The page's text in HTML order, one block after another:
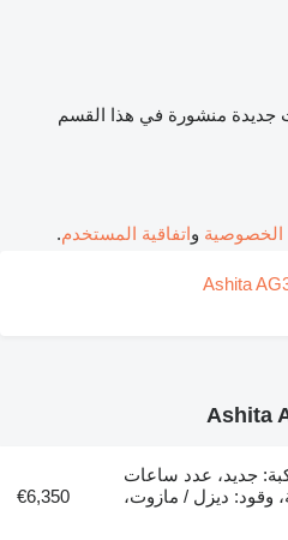
جديدة منشورة في هذا القسم
واتفاقية المستخدم.
المركبة: جديد، عدد ساعات
/ ساعة، وقود: ديزل / مازوت،
€6,350